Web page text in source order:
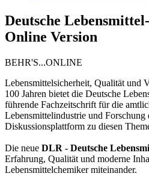
Deutsche
Online Version
BEHR'S...ONLINE
Lebensmittelsicherheit, Qualität und
100 Jahren bietet die Deutsche
führende Fachzeitschrift für die
Lebensmittelindustrie und Forschung
Diskussionsplattform zu diesen
Die neue DLR - Deutsche
Erfahrung, Qualität und moderne
Lebensmittelchemiker miteinander.